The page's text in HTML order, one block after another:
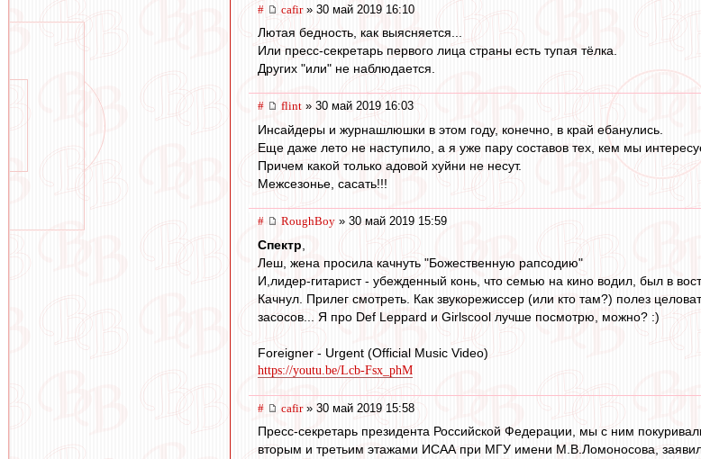
# cafir» 30 май 2019 16:10
Лютая бедность, как выясняется...
Или пресс-секретарь первого лица страны есть тупая тёлка.
Других "или" не наблюдается.
# flint » 30 май 2019 16:03
Инсайдеры и журнашлюшки в этом году, конечно, в край ебанулись.
Еще даже лето не наступило, а я уже пару составов тех, кем мы
Причем какой только адовой хуйни не несут.
Межсезонье, сасать!!!
# RoughBoy » 30 май 2019 15:59
Спектр
Леш, жена просила качнуть "Божественную рапсодию"
И,лидер-гитарист - убежденный конь, что семью на кино водил, был в
Качнул. Прилег смотреть. Как звукорежиссер (или кто там?) полез
засосов... Я про Def Leppard и Girlscool лучше посмотрю, можно? :)
Foreigner - Urgent (Official Music Video)
https://youtu.be/Lcb-Fsx_phM
# cafir» 30 май 2019 15:58
Пресс-секретарь президента Российской Федерации, мы с ним
вторым и третьим этажами ИСАА при МГУ имени М.В.Ломоносова, заявил